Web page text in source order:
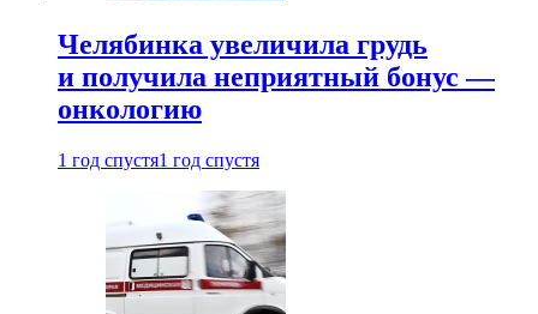
Челябинка увеличила грудь
и получила неприятный бонус —
онкологию
1 год спустя1 год спустя